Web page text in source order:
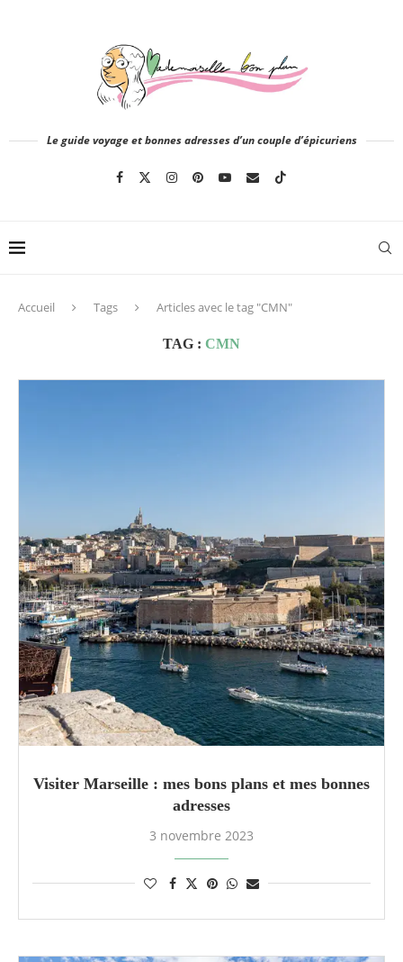
Le guide voyage et bonnes adresses d’un couple d’épicuriens
Accueil Tags Articles avec le tag "CMN"
TAG : CMN
Visiter Marseille : mes bons plans et mes bonnes
adresses
3 novembre 2023